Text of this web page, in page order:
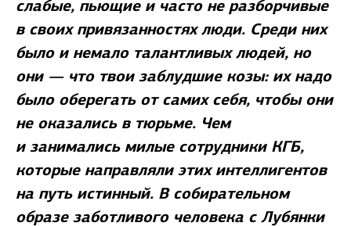
слабые, пьющие и часто не разборчивые
в своих привязанностях люди. Среди них
было и немало талантливых людей, но
они — что твои заблудшие козы: их надо
было оберегать от самих себя, чтобы они
не оказались в тюрьме. Чем
и занимались милые сотрудники КГБ,
которые направляли этих интеллигентов
на путь истинный. В собирательном
образе заботливого человека с Лубянки